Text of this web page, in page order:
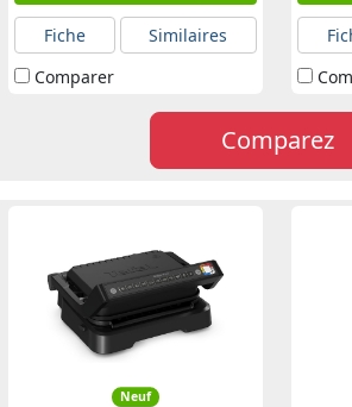
Fiche
Similaires
Comparer
Comparez
Neuf